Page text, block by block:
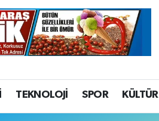
TEKNOLOJİ SPOR KÜLTÜR